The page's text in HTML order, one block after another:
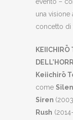
una visione
concetto di
KEIICHIRŌ
Keiichirō
come
Siren
Rush